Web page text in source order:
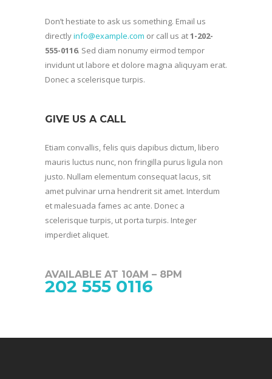
Don’t hestiate to ask us something. Email us
directlyinfo@example.com or call us at1-202-
555-0116. Sed diam nonumy eirmod tempor
invidunt ut labore et dolore magna aliquyam erat.
Donec a scelerisque turpis.
GIVE US A CALL
Etiam convallis, felis quis dapibus dictum, libero
mauris luctus nunc, non fringilla purus ligula non
justo. Nullam elementum consequat lacus, sit
amet pulvinar urna hendrerit sit amet. Interdum
et malesuada fames ac ante. Donec a
scelerisque turpis, ut porta turpis. Integer
imperdiet aliquet.
AVAILABLE AT 10AM – 8PM
202 555 0116